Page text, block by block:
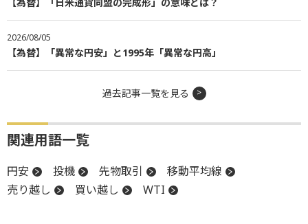
2026/08/05
【為替】「異常な円安」と1995年「異常な円高」
過去記事一覧を見る
関連用語一覧
円安 投機 先物取引
移動平均線
売り越し
買い越し WTI